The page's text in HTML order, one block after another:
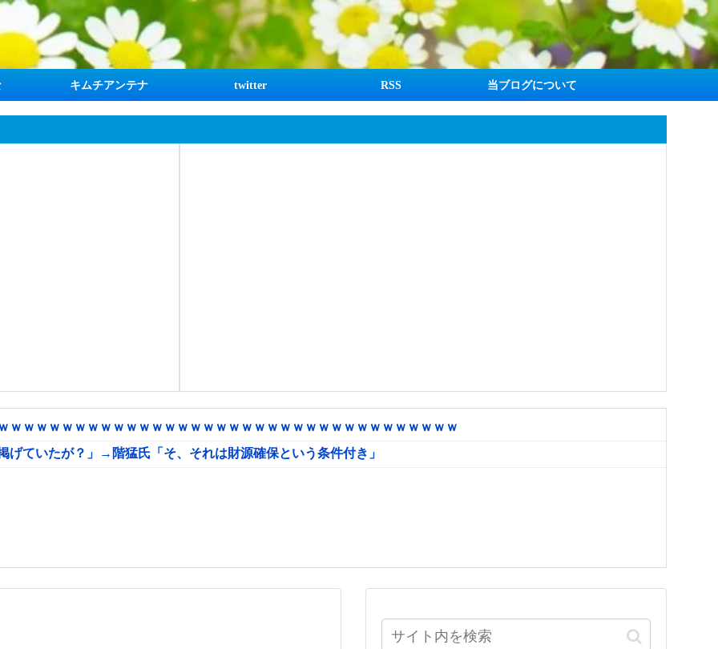
キムチアンテナ twitter RSS 当ブログについて
ｗｗｗｗｗｗｗｗｗｗｗｗｗｗｗｗｗｗｗｗｗｗｗｗｗｗｗｗｗｗｗｗｗｗ
ていたが？」→階猛氏「そ、それは財源確保という条件付き」